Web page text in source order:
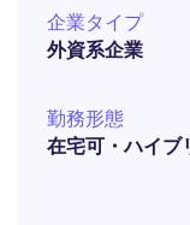
企業タイプ
外資系企業
勤務形態
在宅可・ハイブ